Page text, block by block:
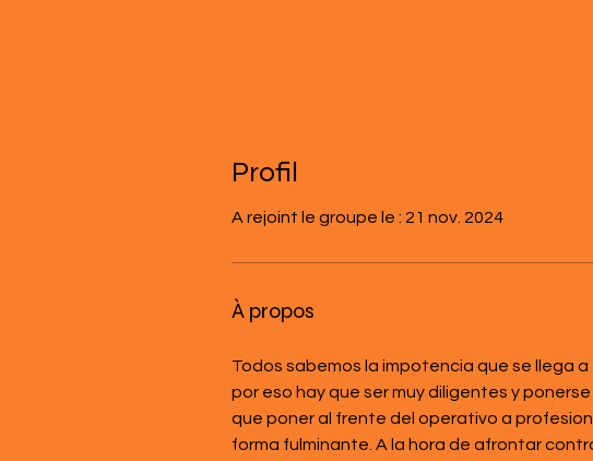
Profil
A rejoint le groupe le : 21 nov. 2024
À propos
Todos sabemos la impotencia que se llega
por eso hay que ser muy diligentes y
que poner al frente del operativo a
forma fulminante. A la hora de afrontar